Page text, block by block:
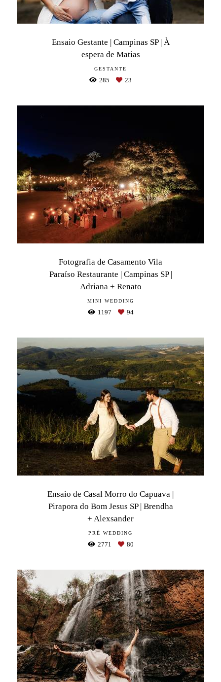
Ensaio Gestante | Campinas SP | À
espera de Matias
GESTANTE
285 23
Fotografia de Casamento Vila
Paraíso Restaurante | Campinas SP |
Adriana + Renato
MINI WEDDING
1197 94
Ensaio de Casal Morro do Capuava |
Pirapora do Bom Jesus SP | Brendha
+ Alexsander
PRÉ WEDDING
2771 80